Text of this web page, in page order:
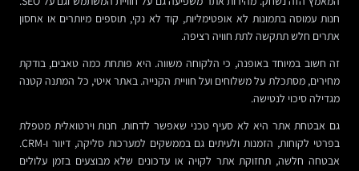
חנות עמוסה בתמונות לא אופטימליות, קוד לא נקי, תוספים מיותרים או אחסון
אתרים חלש תתקשה לתת חוויה רציפה.
זה חשוב במיוחד באופנה, כי הלקוחה משווה. היא פותחת כמה טאבים, בודקת
מחירים, מסתכלת על משלוחים ועל חוויית הקנייה. באתר איטי, כל המתנה קטנה
מגדילה סיכוי לנטישה.
גם אבטחת אתר היא לא סעיף טכני שאפשר לדחות. חנות וירטואלית מטפלת
בפרטי לקוחות, הזמנות ולעיתים גם בממשקים למערכות סליקה, דיוור ו-CRM.
אבטחה חלשה, תחזוקת אתר לקויה או עדכונים שלא מבוצעים בזמן עלולים